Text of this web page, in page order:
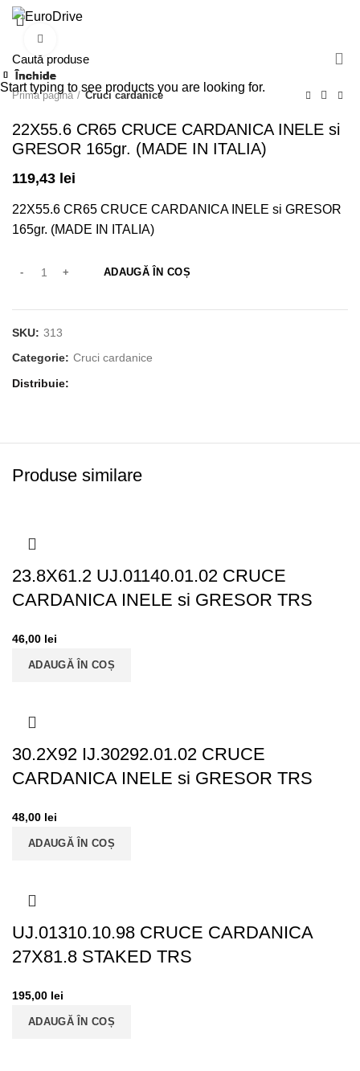
Prima pagină Cruci cardanice
22X55.6 CR65 CRUCE CARDANICA INELE si
GRESOR 165gr. (MADE IN ITALIA)
119,43 lei
22X55.6 CR65 CRUCE CARDANICA INELE si GRESOR
165gr. (MADE IN ITALIA)
ADAUGĂ ÎN COȘ
SKU: 313
Categorie: Cruci cardanice
Distribuie
Produse similare
Închide
23.8X61.2 UJ.01140.01.02 CRUCE
CARDANICA INELE si GRESOR TRS
46,00 lei
ADAUGĂ ÎN COȘ
Închide
30.2X92 IJ.30292.01.02 CRUCE
CARDANICA INELE si GRESOR TRS
48,00 lei
ADAUGĂ ÎN COȘ
Închide
UJ.01310.10.98 CRUCE CARDANICA
27X81.8 STAKED TRS
195,00 lei
ADAUGĂ ÎN COȘ
Închide
Închide
Închide
Închide
Închide
Start typing to see products you are looking for.